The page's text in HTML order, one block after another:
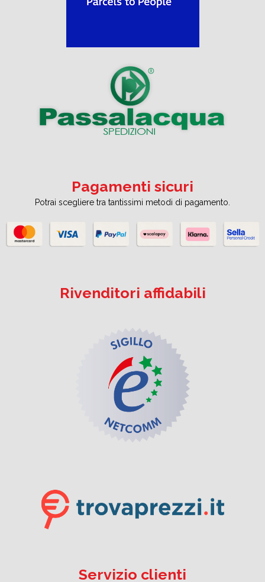
Pagamenti sicuri
Potrai scegliere tra tantissimi metodi di pagamento.
Rivenditori affidabili
Servizio clienti